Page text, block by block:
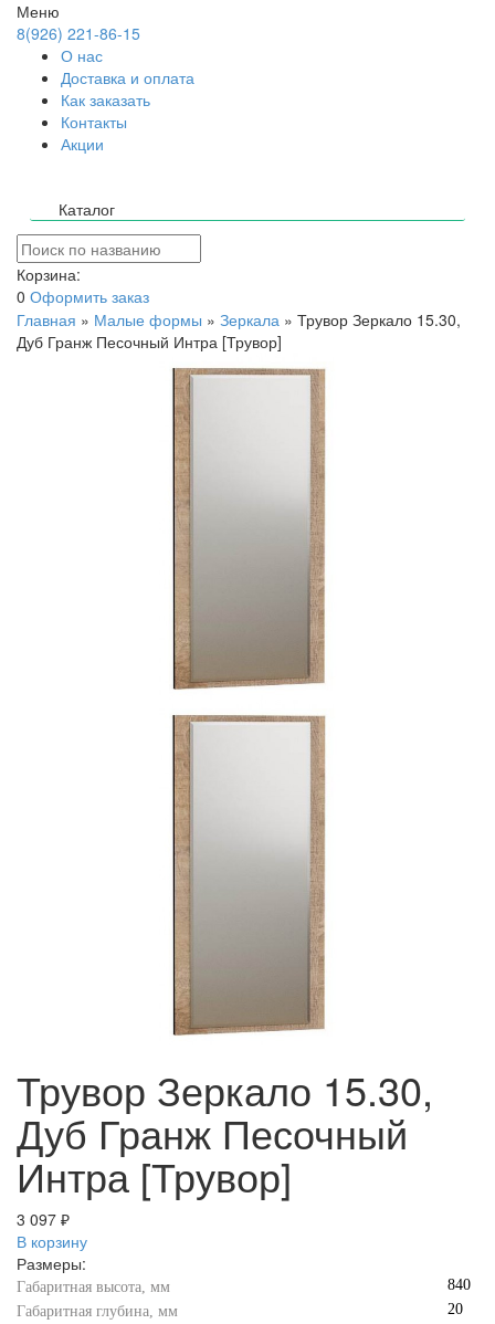
Меню
8(926) 221-86-15
О нас
Доставка и оплата
Как заказать
Контакты
Акции
Каталог
Корзина:
0 Оформить заказ
Главная » Малые формы » Зеркала » Трувор Зеркало 15.30,
Дуб Гранж Песочный Интра [Трувор]
Трувор Зеркало 15.30,
Дуб Гранж Песочный
Интра [Трувор]
3 097 ₽
В корзину
Размеры:
Габаритная высота, мм
840
Габаритная глубина, мм
20